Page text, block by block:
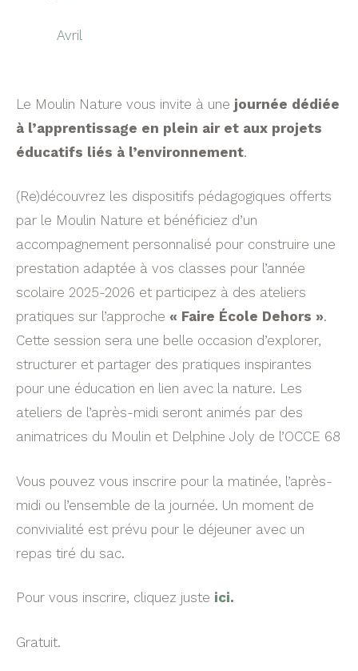
Avril
Le Moulin Nature vous invite à une journée dédiée
à l’apprentissage en plein air et aux projets
éducatifs liés à l’environnement.
(Re)découvrez les dispositifs pédagogiques offerts
par le Moulin Nature et bénéficiez d’un
accompagnement personnalisé pour construire une
prestation adaptée à vos classes pour l’année
scolaire 2025-2026 et participez à des ateliers
pratiques sur l’approche « Faire École Dehors ».
Cette session sera une belle occasion d’explorer,
structurer et partager des pratiques inspirantes
pour une éducation en lien avec la nature. Les
ateliers de l’après-midi seront animés par des
animatrices du Moulin et Delphine Joly de l’OCCE 68
Vous pouvez vous inscrire pour la matinée, l’après-
midi ou l’ensemble de la journée. Un moment de
convivialité est prévu pour le déjeuner avec un
repas tiré du sac.
Pour vous inscrire, cliquez juste ici.
Gratuit.